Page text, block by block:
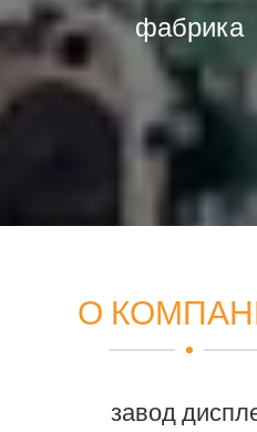
фабрика
О
завод